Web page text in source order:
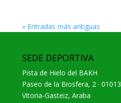
« Entradas más antiguas
SEDE DEPORTIVA
Pista de Hielo del BAKH
Paseo de la Biosfera, 2 · 01013
Vitoria-Gasteiz, Araba